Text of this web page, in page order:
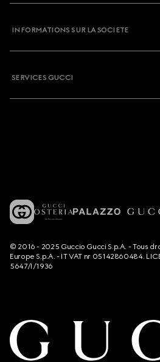
INFORMATIONS SUR LA SOCIETE
SERVICES GUCCI
© 2016 - 2025 Guccio Gucci S.p.A. - Tous
Europe S.p.A. - IT VAT nr 05142860484.
5647/I/1936